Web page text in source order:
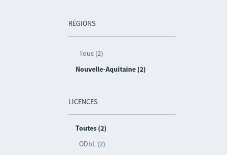
RÉGIONS
Tous (2)
Nouvelle-Aquitaine (2)
LICENCES
Toutes (2)
ODbL (2)